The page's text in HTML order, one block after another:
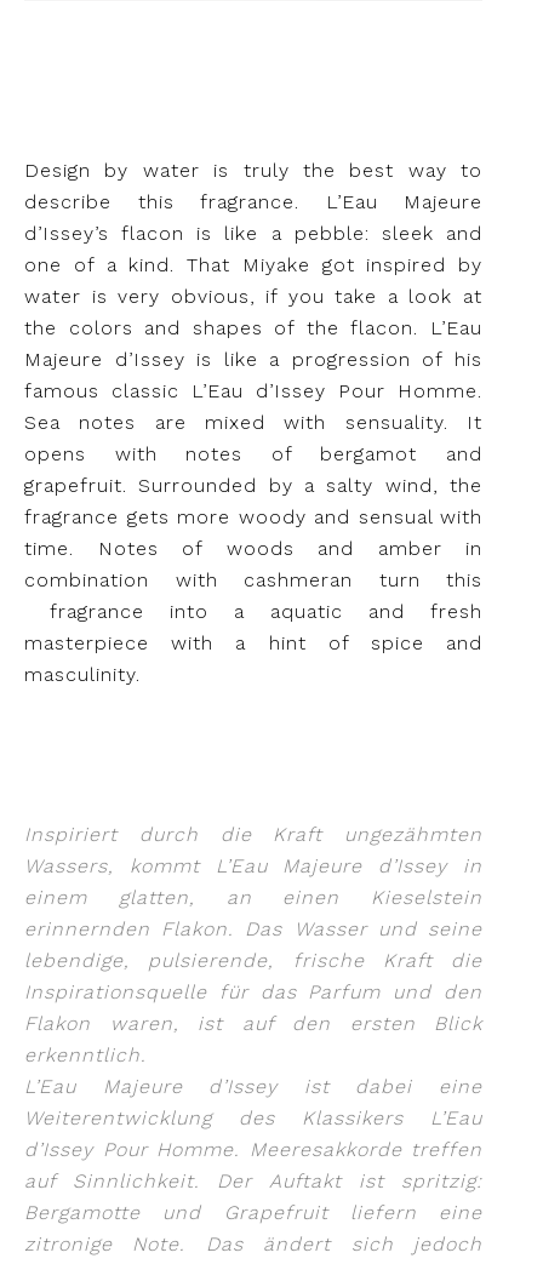
Design by water is truly the best way to
describe this fragrance. L’Eau Majeure
d’Issey’s flacon is like a pebble: sleek and
one of a kind. That Miyake got inspired by
water is very obvious, if you take a look at
the colors and shapes of the flacon. L’Eau
Majeure d’Issey is like a progression of his
famous classic L’Eau d’Issey Pour Homme.
Sea notes are mixed with sensuality. It
opens with notes of bergamot and
grapefruit. Surrounded by a salty wind, the
fragrance gets more woody and sensual with
time. Notes of woods and amber in
combination with cashmeran turn this
fragrance into a aquatic and fresh
masterpiece with a hint of spice and
masculinity.
Inspiriert durch die Kraft ungezähmten
Wassers, kommt L’Eau Majeure d’Issey in
einem glatten, an einen Kieselstein
erinnernden Flakon. Das Wasser und seine
lebendige, pulsierende, frische Kraft die
Inspirationsquelle für das Parfum und den
Flakon waren, ist auf den ersten Blick
erkenntlich.
L’Eau Majeure d’Issey ist dabei eine
Weiterentwicklung des Klassikers L’Eau
d’Issey Pour Homme. Meeresakkorde treffen
auf Sinnlichkeit. Der Auftakt ist spritzig:
Bergamotte und Grapefruit liefern eine
zitronige Note. Das ändert sich jedoch